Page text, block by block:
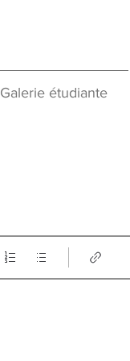
Galerie étudiante